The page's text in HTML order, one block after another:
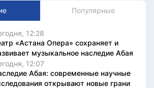
Популярные
12:28
«Астана Опера» сохраняет и
музыкальное наследие Абая
12:07
Абая: современные научные
открывают новые грани